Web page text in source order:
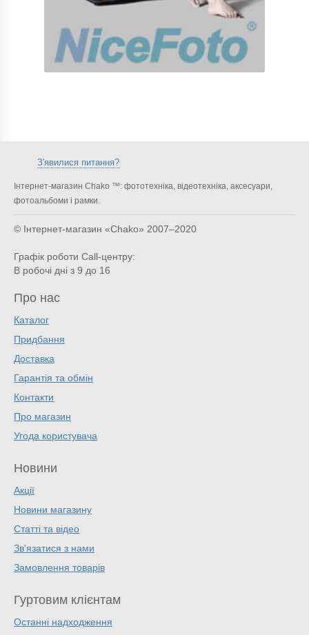
З'явилися питання?
Інтернет-магазин Chako ™: фототехніка, відеотехніка, аксесуари,
фотоальбоми і рамки.
© Інтернет-магазин «Chako» 2007–2020
Графік роботи Call-центру:
В робочі дні з 9 до 16
Про нас
Каталог
Придбання
Доставка
Гарантія та обмін
Контакти
Про магазин
Угода користувача
Новини
Акції
Новини магазину
Статті та відео
Зв'язатися з нами
Замовлення товарів
Гуртовим клієнтам
Останні надходження